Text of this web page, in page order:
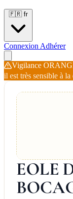
🇫🇷 fr
Connexion Adhérer
Vigilance
il est très sensible à la
EOLE